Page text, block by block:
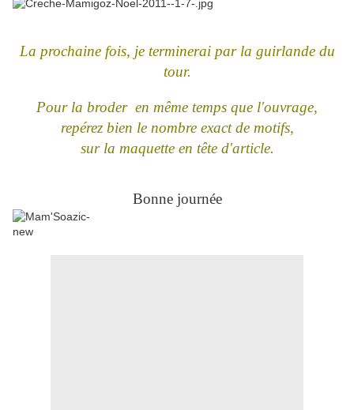
La prochaine fois, je terminerai par la guirlande du
tour.
Pour la broder en même temps que l'ouvrage,
repérez bien le nombre exact de motifs,
sur la maquette en tête d'article.
Bonne journée